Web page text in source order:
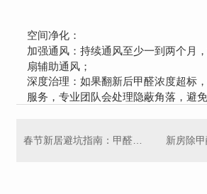
空间净化：
加强通风：持续通风至少一到两个月
扇辅助通风；
深度治理：如果翻新后甲醛浓度超标
服务，专业团队会处理隐蔽角落，避免